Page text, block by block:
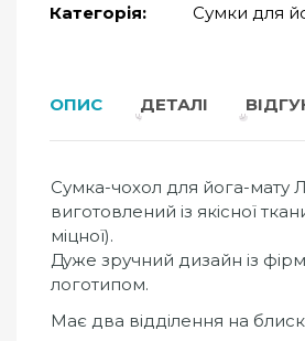
Категорія:
Сумки для
ОПИС ДЕТАЛІ
Сумка-чохол для йога-мату
виготовлений із якісної
міцної).
Дуже зручний дизайн із
логотипом.
Має два відділення на